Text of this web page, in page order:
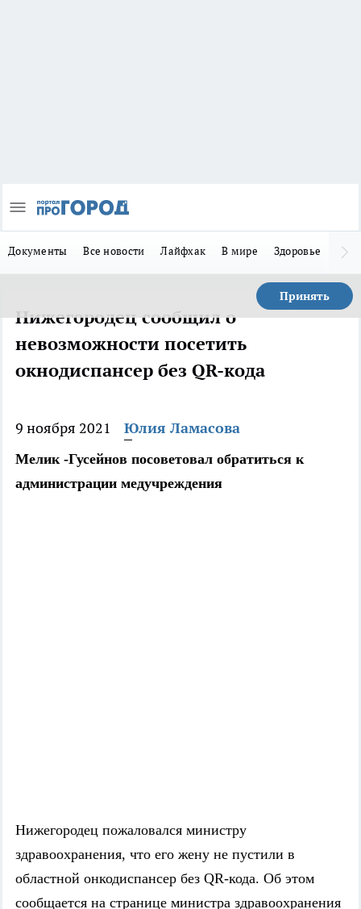
Документы Все новости Лайфхак В мире Здоровье
Принять
Нижегородец сообщил о
невозможности посетить
окнодиспансер без QR-кода
9 ноября 2021 Юлия Ламасова
Мелик -Гусейнов посоветовал обратиться к
администрации медучреждения
Нижегородец пожаловался министру
здравоохранения, что его жену не пустили в
областной онкодиспансер без QR-кода. Об этом
сообщается на странице министра здравоохранения